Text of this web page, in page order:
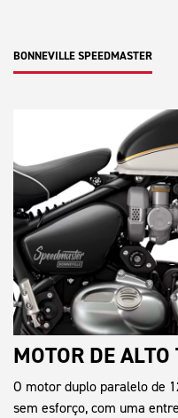
BONNEVILLE SPEEDMASTER
MOTOR DE
O motor duplo paralelo de
sem esforço, com uma